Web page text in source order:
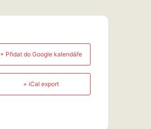
+ Přidat do Google kalendáře
+ iCal export